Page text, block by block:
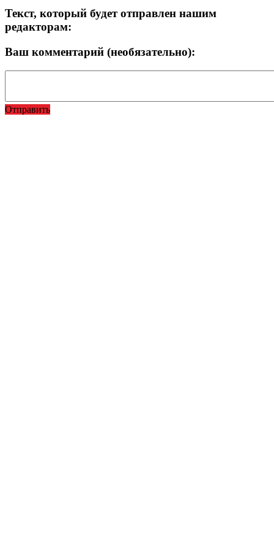
Текст, который будет отправлен нашим
редакторам:
Ваш комментарий (необязательно):
Отправить